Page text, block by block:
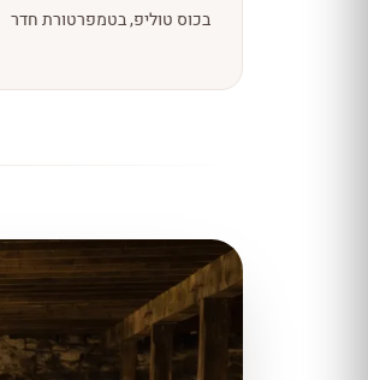
בכוס טוליפ, בטמפרטורת חדר